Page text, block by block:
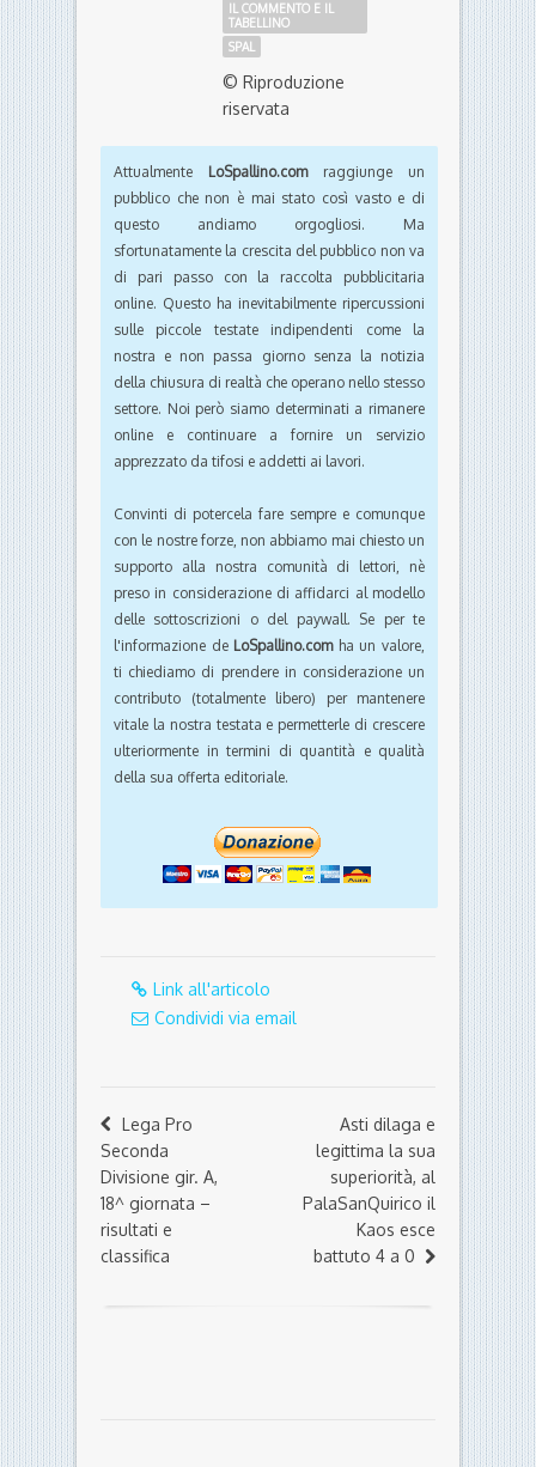
IL COMMENTO E IL
TABELLINO
SPAL
© Riproduzione
riservata
Attualmente LoSpallino.comraggiunge un
pubblico che non è mai stato così vasto e di
questo andiamo orgogliosi. Ma
sfortunatamente la crescita del pubblico non va
di pari passo con la raccolta pubblicitaria
online. Questo ha inevitabilmente ripercussioni
sulle piccole testate indipendenti come la
nostra e non passa giorno senza la notizia
della chiusura di realtà che operano nello stesso
settore. Noi però siamo determinati a rimanere
online e continuare a fornire un servizio
apprezzato da tifosi e addetti ai lavori.
Convinti di potercela fare sempre e comunque
con le nostre forze, non abbiamo mai chiesto un
supporto alla nostra comunità di lettori, nè
preso in considerazione di affidarci al modello
delle sottoscrizioni o del paywall. Se per te
l'informazione de LoSpallino.comha un valore,
ti chiediamo di prendere in considerazione un
contributo (totalmente libero) per mantenere
vitale la nostra testata e permetterle di crescere
ulteriormente in termini di quantità e qualità
della sua offerta editoriale.
Link all'articolo
Condividi via email
Lega Pro
Seconda
Divisione gir. A,
18^ giornata –
risultati e
classifica
Asti dilaga e
legittima la sua
superiorità, al
PalaSanQuirico il
Kaos esce
battuto 4 a 0